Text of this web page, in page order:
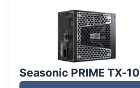
Seasonic PRIME TX-